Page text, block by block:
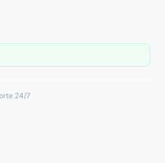
24/7